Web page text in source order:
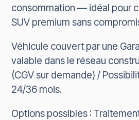
consommation — idéal pour
SUV premium sans
Véhicule couvert par une
valable dans le réseau
(CGV sur demande) /
24/36 mois.
Options possibles :